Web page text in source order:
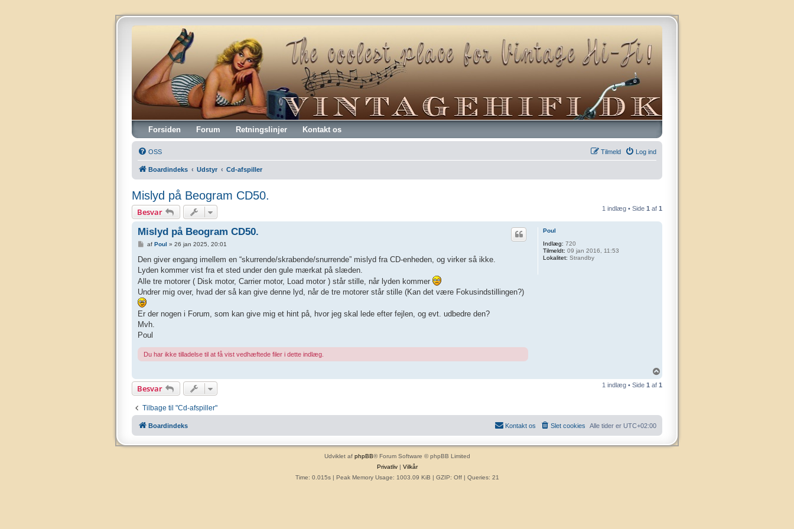
Vintagehifi.dk
Forsiden Forum Retningslinjer Kontakt os
OSS Log ind
Tilmeld
Boardindeks Udstyr Cd-afspiller
Mislyd på Beogram CD50.
Besvar 1 indlæg • Side 1 af 1
Poul
Indlæg: 720
Tilmeldt: 09 jan 2016, 11:53
Lokalitet: Strandby
Mislyd på Beogram CD50.
d
æ
g
af Poul » 26 jan 2025, 20:01
Den giver engang imellem en “skurrende/skrabende/snurrende” mislyd fra CD-enheden, og virker så ikke.
Lyden kommer vist fra et sted under den gule mærkat på slæden.
Alle tre motorer ( Disk motor, Carrier motor, Load motor ) står stille, når lyden kommer
Undrer mig over, hvad der så kan give denne lyd, når de tre motorer står stille (Kan det være Fokusindstillingen?)
Er der nogen i Forum, som kan give mig et hint på, hvor jeg skal lede efter fejlen, og evt. udbedre den?
Mvh.
Poul
Du har ikke tilladelse til at få vist vedhæftede filer i dette indlæg.
p
Besvar 1 indlæg • Side 1 af 1
Tilbage til "Cd-afspiller"
Boardindeks Alle tider er UTC+02:00
Slet cookies
Kontakt os
Udviklet af phpBB® Forum Software © phpBB Limited
Privatliv| Vilkår
Time: 0.015s| Peak Memory Usage: 1003.09 KiB | GZIP: Off | Queries: 21